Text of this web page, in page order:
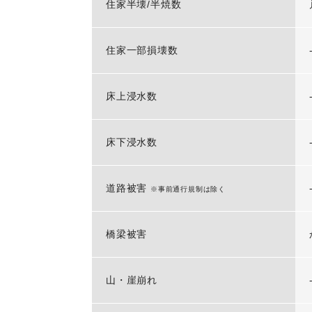
住家半壊/半焼数
住家一部損壊数 -
床上浸水数 -
床下浸水数 -
道路被害 ※事前通行規制は除く -
橋梁被害
山・崖崩れ -